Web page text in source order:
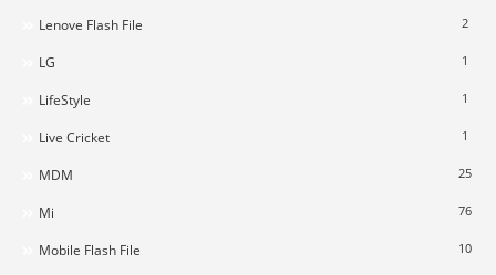
Lenove Flash File 2
LG 1
LifeStyle 1
Live Cricket 1
MDM 25
Mi 76
Mobile Flash File 10